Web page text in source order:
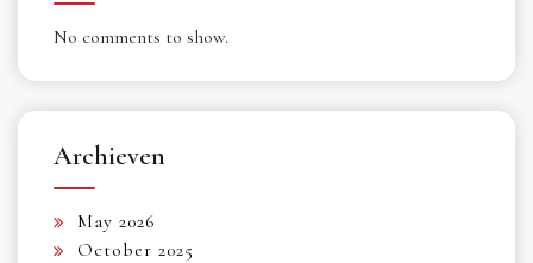
No comments to show.
Archieven
May 2026
October 2025